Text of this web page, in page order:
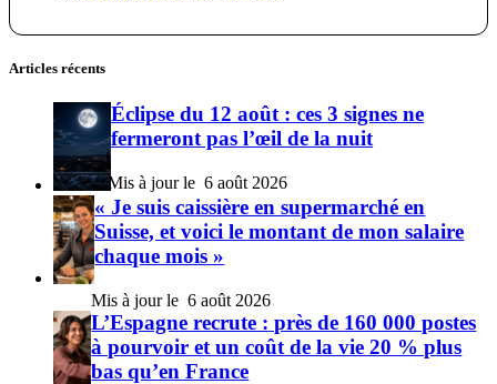
Articles récents
Éclipse du 12 août : ces 3 signes ne
fermeront pas l’œil de la nuit
6 août 2026
« Je suis caissière en supermarché en
Suisse, et voici le montant de mon salaire
chaque mois »
6 août 2026
L’Espagne recrute : près de 160 000 postes
à pourvoir et un coût de la vie 20 % plus
bas qu’en France